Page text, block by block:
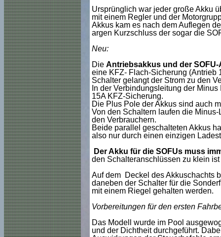
Ursprünglich war jeder große Akku
mit einem Regler und der
Akkus kam es nach dem Auflegen
argen Kurzschluss der sogar die
Neu:
Die Antriebsakkus und der SOFU-
eine KFZ- Flach-Sicherung (Antrieb
Schalter gelangt der Strom zu den
In der Verbindungsleitung der
15A KFZ-Sicherung.
Die Plus Pole der Akkus sind auch
Von den Schaltern laufen die
den Verbrauchern.
Beide parallel geschalteten Akkus
also nur durch einen einzigen
Der Akku für die SOFUs muss
den Schalteranschlüssen zu klein
Auf dem Deckel des Akkuschachts
daneben der Schalter für die
mit einem Riegel gehalten werden.
Vorbereitungen für den ersten
Das Modell wurde im Pool
und der Dichtheit durchgeführt.